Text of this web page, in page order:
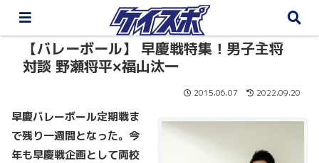
【バレーボール】 早慶戦特集！男子主将
対談 野瀬将平×福山汰一
2015.06.07 2022.09.20
早慶バレーボール定期戦ま
で残り一週間となった。今
年も早慶戦企画として両校